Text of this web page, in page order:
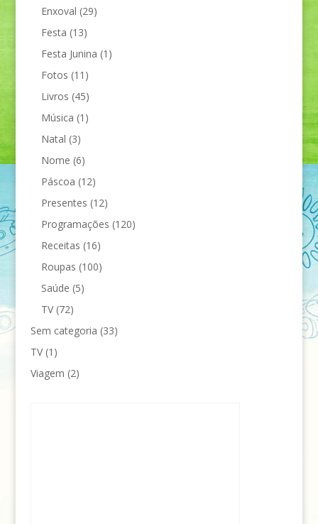
Enxoval (29)
Festa (13)
Festa Junina (1)
Fotos (11)
Livros (45)
Música (1)
Natal (3)
Nome (6)
Páscoa (12)
Presentes (12)
Programações (120)
Receitas (16)
Roupas (100)
Saúde (5)
TV(72)
Sem categoria (33)
TV(1)
Viagem (2)